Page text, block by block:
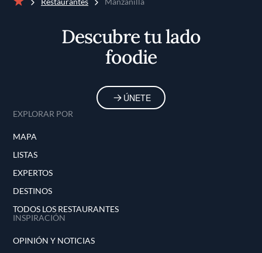
Descubre tu lado
foodie
ÚNETE
EXPLORAR POR
MAPA
LISTAS
EXPERTOS
DESTINOS
TODOS LOS RESTAURANTES
INSPIRACIÓN
OPINIÓN Y NOTICIAS